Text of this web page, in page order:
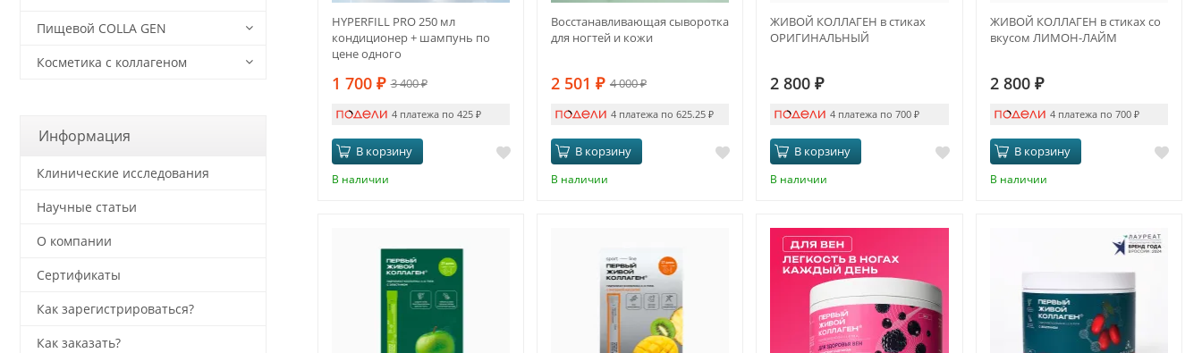
HYPERFILL PRO 250 мл
кондиционер + шампунь по
цене одного
1 700 ₽ 3 400₽
4 платежа по 425₽
В корзину
В наличии
Восстанавливающая сыворотка
для ногтей и кожи
2 501 ₽ 4 000₽
4 платежа по 625.25₽
В корзину
В наличии
ЖИВОЙ КОЛЛАГЕН в стиках
ОРИГИНАЛЬНЫЙ
2 800₽
4 платежа по 700 ₽
В корзину
В наличии
ЖИВОЙ КОЛЛАГЕН в стиках со
вкусом ЛИМОН-ЛАЙМ
2 800 ₽
4 платежа по 700₽
В корзину
В наличии
Пищевой COLLA GEN
Косметика с коллагеном
Информация
Клинические исследования
Научные статьи
О компании
Сертификаты
Как зарегистрироваться?
Как заказать?